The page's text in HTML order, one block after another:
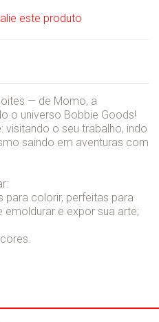
este produto
— de Momo, a
o universo Bobbie Goods!
visitando o seu trabalho, indo
saindo em aventuras com
para colorir, perfeitas para
emoldurar e expor sua arte;